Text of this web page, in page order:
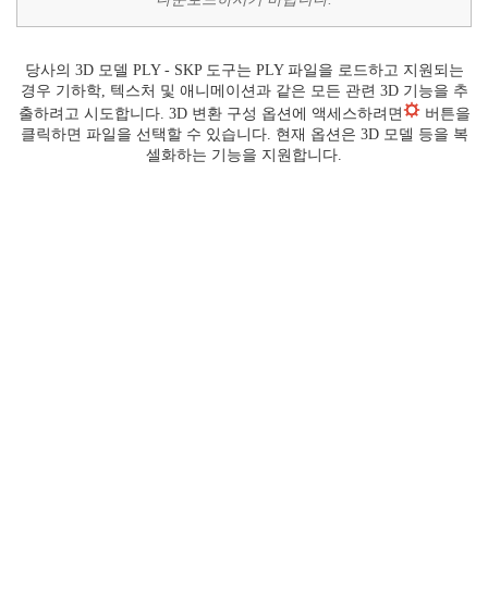
당사의 3D 모델 PLY - SKP 도구는 PLY 파일을 로드하고 지원되는
경우 기하학, 텍스처 및 애니메이션과 같은 모든 관련 3D 기능을 추
출하려고 시도합니다. 3D 변환 구성 옵션에 액세스하려면
버튼을
클릭하면 파일을 선택할 수 있습니다. 현재 옵션은 3D 모델 등을 복
셀화하는 기능을 지원합니다.